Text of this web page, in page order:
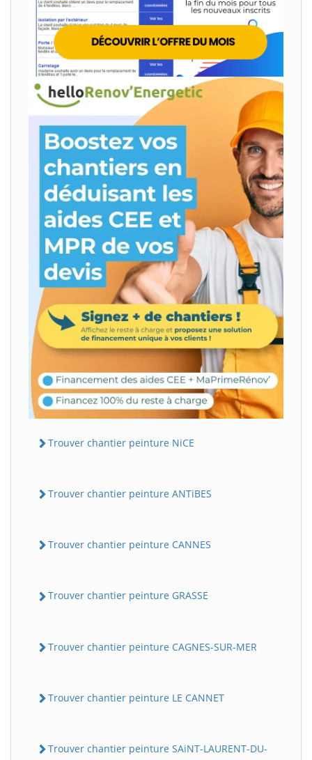
Trouver chantier peinture NiCE
Trouver chantier peinture ANTiBES
Trouver chantier peinture CANNES
Trouver chantier peinture GRASSE
Trouver chantier peinture CAGNES-SUR-MER
Trouver chantier peinture LE CANNET
Trouver chantier peinture SAiNT-LAURENT-DU-